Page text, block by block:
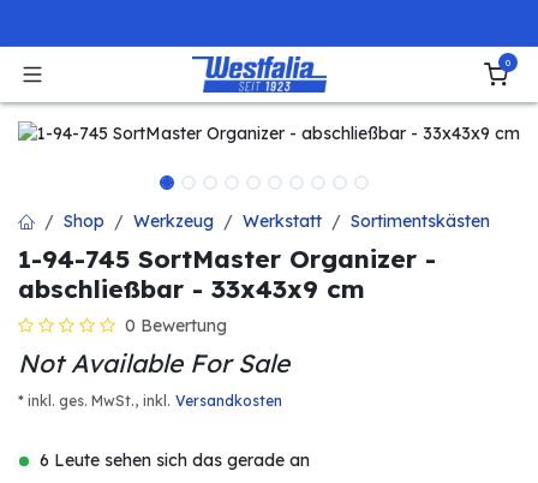
0
Shop Werkzeug Werkstatt Sortimentskästen
1-94-745 SortMaster Organizer -
abschließbar - 33x43x9 cm
0 Bewertung
Not Available For Sale
* inkl. ges. MwSt., inkl. Versandkosten
6 Leute sehen sich das gerade an